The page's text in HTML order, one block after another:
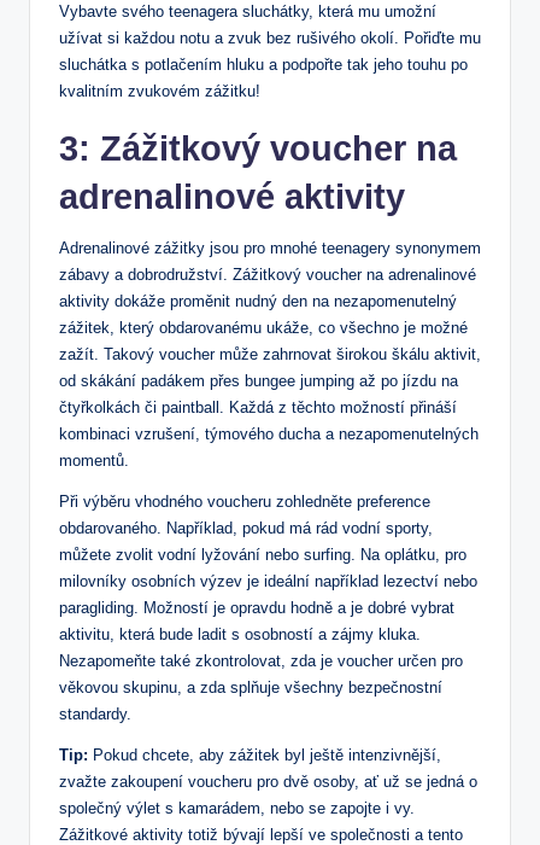
Vybavte svého teenagera sluchátky, která mu umožní
užívat si každou notu a zvuk bez rušivého okolí. Pořiďte mu
sluchátka s potlačením hluku a podpořte tak jeho touhu po
kvalitním zvukovém zážitku!
3: Zážitkový voucher na
adrenalinové aktivity
Adrenalinové zážitky jsou pro mnohé teenagery synonymem
zábavy a dobrodružství. Zážitkový voucher na adrenalinové
aktivity dokáže proměnit nudný den na nezapomenutelný
zážitek, který obdarovanému ukáže, co všechno je možné
zažít. Takový voucher může zahrnovat širokou škálu aktivit,
od skákání padákem přes bungee jumping až po jízdu na
čtyřkolkách či paintball. Každá z těchto možností přináší
kombinaci vzrušení, týmového ducha a nezapomenutelných
momentů.
Při výběru vhodného voucheru zohledněte preference
obdarovaného. Například, pokud má rád vodní sporty,
můžete zvolit vodní lyžování nebo surfing. Na oplátku, pro
milovníky osobních výzev je ideální například lezectví nebo
paragliding. Možností je opravdu hodně a je dobré vybrat
aktivitu, která bude ladit s osobností a zájmy kluka.
Nezapomeňte také zkontrolovat, zda je voucher určen pro
věkovou skupinu, a zda splňuje všechny bezpečnostní
standardy.
Tip: Pokud chcete, aby zážitek byl ještě intenzivnější,
zvažte zakoupení voucheru pro dvě osoby, ať už se jedná o
společný výlet s kamarádem, nebo se zapojte i vy.
Zážitkové aktivity totiž bývají lepší ve společnosti a tento